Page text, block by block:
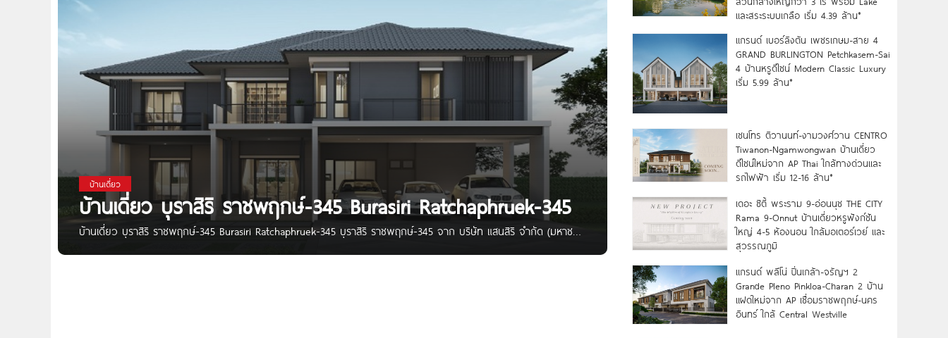
บ้านเดี่ยว
บ้านเดี่ยว บุราสิริ ราชพฤกษ์-345 Burasiri Ratchaphruek-345
บ้านเดี่ยว บุราสิริ ราชพฤกษ์-345 Burasiri Ratchaphruek-345 บุราสิริ ราชพฤกษ์-345 จาก บริษัท แสนสิริ จำกัด (มหาชน)
และสระระบบเกลือ เริ่ม 4.39 ล้าน*
แกรนด์ เบอร์ลิงตัน เพชรเกษม-สาย 4
GRAND BURLINGTON Petchkasem-Sai
4 บ้านหรูดีไซน์ Modern Classic Luxury
เริ่ม 5.99 ล้าน*
เซนโทร ติวานนท์-งามวงศ์วาน CENTRO
Tiwanon-Ngamwongwan บ้านเดี่ยว
ดีไซน์ใหม่จาก AP Thai ใกล้ทางด่วนและ
รถไฟฟ้า เริ่ม 12-16 ล้าน*
เดอะ ซิตี้ พระราม 9-อ่อนนุช THE CITY
Rama 9-Onnut บ้านเดี่ยวหรูฟังก์ชัน
ใหญ่ 4-5 ห้องนอน ใกล้มอเตอร์เวย์ และ
สุวรรณภูมิ
แกรนด์ พลีโน่ ปิ่นเกล้า-จรัญฯ 2
Grande Pleno Pinkloa-Charan 2 บ้าน
แฝดใหม่จาก AP เชื่อมราชพฤกษ์-นคร
อินทร์ ใกล้ Central Westville